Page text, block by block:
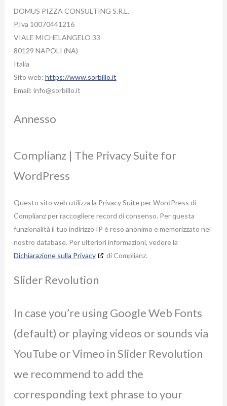
DOMUS PIZZA CONSULTING S.R.L.
P.Iva 10070441216
VIALE MICHELANGELO 33
80129 NAPOLI (NA)
Italia
Sito web: https://www.sorbillo.it
Email: info@sorbillo.it
Annesso
Complianz | The Privacy Suite for
WordPress
Questo sito web utilizza la Privacy Suite per WordPress di
Complianz per raccogliere record di consenso. Per questa
funzionalità il tuo indirizzo IP è reso anonimo e memorizzato nel
nostro database. Per ulteriori informazioni, vedere la
Dichiarazione sulla Privacy
di Complianz.
Slider Revolution
In case you’re using Google Web Fonts
(default) or playing videos or sounds via
YouTube or Vimeo in Slider Revolution
we recommend to add the
corresponding text phrase to your